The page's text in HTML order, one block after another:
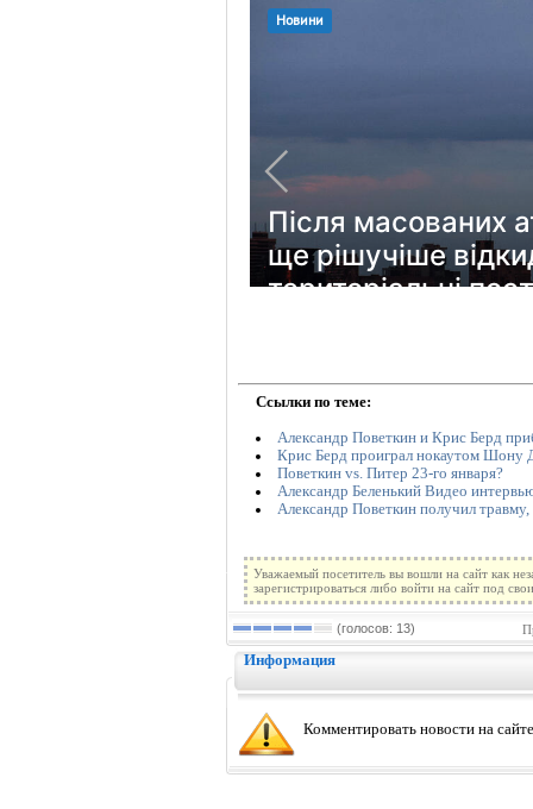
Ссылки по теме:
Александр Поветкин и Крис Берд
Крис Берд проиграл нокаутом Шону
Поветкин vs. Питер 23-го января?
Александр Беленький Видео
Александр Поветкин получил
Уважаемый посетитель вы вошли на сайт как
зарегистрироваться либо войти на сайт под
(голосов: 13)
Информация
Комментировать новости на